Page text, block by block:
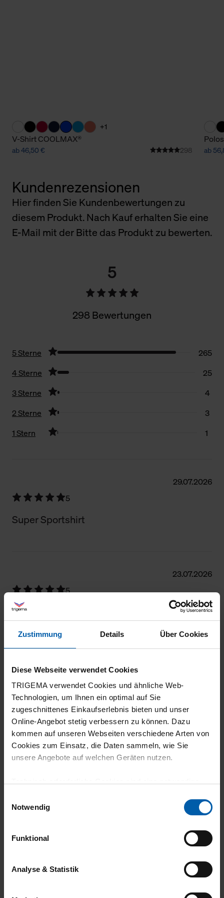
Zustimmung Details Über Cookies
Diese Webseite verwendet Cookies
TRIGEMA verwendet Cookies und ähnliche Web-
Technologien, um Ihnen ein optimal auf Sie
zugeschnittenes Einkaufserlebnis bieten und unser
Online-Angebot stetig verbessern zu können. Dazu
kommen auf unseren Webseiten verschiedene Arten von
Cookies zum Einsatz, die Daten sammeln, wie Sie
unsere Angebote auf welchen Geräten nutzen.
grundlegende Funktionen wie etwa zur Auswahl und
gewährleisten.
Für die Darstellung personalisierter Angebote, Anzeigen
und Inhalte aufgrund Ihres Nutzerverhaltens und Ihres
Notwendig
Funktional
Analyse & Statistik
+1
V-Shirt COOLMAX®
ab 46,50 € 298 ab
Kundenrezensionen
Hier finden Sie Kundenbewertungen zu
diesem Produkt. Nach Kauf erhalten Sie eine
E-Mail mit der Bitte das Produkt zu bewerten.
5
298 Bewertungen
5 Sterne
265
4 Sterne
25
3 Sterne
4
2 Sterne
3
1 Stern
1
29.07.2026
5
Super Sportshirt
23.07.2026
5
Alles Bestens, hat meine Erwartungen
22.07.2026
5
Sehr angenehmer Trage Komfort und gute
Qualität.
19.07.2026
18.07.2026